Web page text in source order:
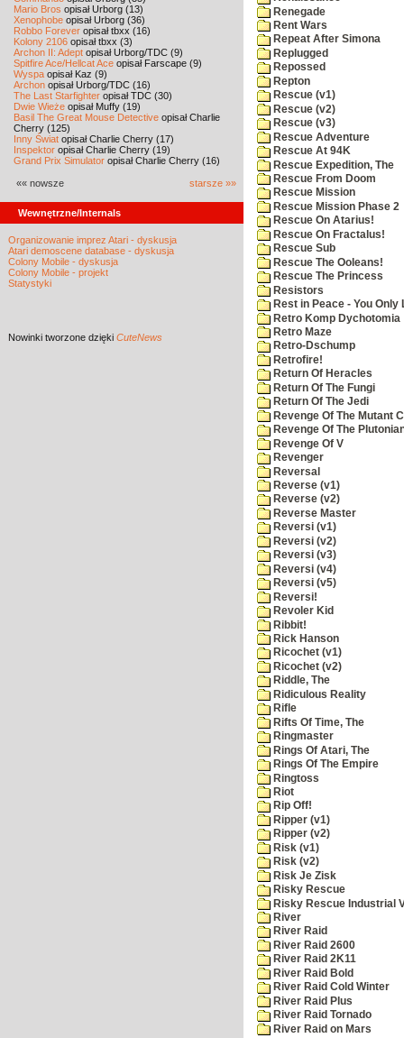
Mario Bros opisał Urborg (13)
Xenophobe opisał Urborg (36)
Robbo Forever opisał tbxx (16)
Kolony 2106 opisał tbxx (3)
Archon II: Adept opisał Urborg/TDC (9)
Spitfire Ace/Hellcat Ace opisał Farscape (9)
Wyspa opisał Kaz (9)
Archon opisał Urborg/TDC (16)
The Last Starfighter opisał TDC (30)
Dwie Wieże opisał Muffy (19)
Basil The Great Mouse Detective opisał Charlie
Cherry (125)
Inny Świat opisał Charlie Cherry (17)
Inspektor opisał Charlie Cherry (19)
Grand Prix Simulator opisał Charlie Cherry (16)
«« nowsze starsze »»
Wewnętrzne/Internals
Organizowanie imprez Atari - dyskusja
Atari demoscene database - dyskusja
Colony Mobile - dyskusja
Colony Mobile - projekt
Statystyki
Nowinki tworzone dzięki CuteNews
Renegade
Rent Wars
Repeat After Simona
Replugged
Repossed
Repton
Rescue (v1)
Rescue (v2)
Rescue (v3)
Rescue Adventure
Rescue At 94K
Rescue Expedition, The
Rescue From Doom
Rescue Mission
Rescue Mission Phase 2
Rescue On Atarius!
Rescue On Fractalus!
Rescue Sub
Rescue The Ooleans!
Rescue The Princess
Resistors
Rest in Peace - You Only
Retro Komp Dychotomia
Retro Maze
Retro-Dschump
Retrofire!
Return Of Heracles
Return Of The Fungi
Return Of The Jedi
Revenge Of The Mutant
Revenge Of The
Revenge Of V
Revenger
Reversal
Reverse (v1)
Reverse (v2)
Reverse Master
Reversi (v1)
Reversi (v2)
Reversi (v3)
Reversi (v4)
Reversi (v5)
Reversi!
Revoler Kid
Ribbit!
Rick Hanson
Ricochet (v1)
Ricochet (v2)
Riddle, The
Ridiculous Reality
Rifle
Rifts Of Time, The
Ringmaster
Rings Of Atari, The
Rings Of The Empire
Ringtoss
Riot
Rip Off!
Ripper (v1)
Ripper (v2)
Risk (v1)
Risk (v2)
Risk Je Zisk
Risky Rescue
Risky Rescue Industrial
River
River Raid
River Raid 2600
River Raid 2K11
River Raid Bold
River Raid Cold Winter
River Raid Plus
River Raid Tornado
River Raid on Mars